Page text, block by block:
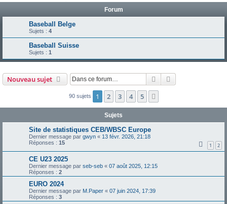
Forum
Baseball Belge
Sujets : 4
Baseball Suisse
Sujets : 1
Nouveau sujet Rechercher
90 sujets 1 2 3 4 5
Sujets
Site de statistiques CEB/WBSC Europe
Dernier message par gwyn « 13 févr. 2026, 21:18
Réponses : 15 1 2
CE U23 2025
Dernier message par seb-seb « 07 août 2025, 12:15
Réponses : 2
EURO 2024
Dernier message par M.Paper « 07 juin 2024, 17:39
Réponses : 3